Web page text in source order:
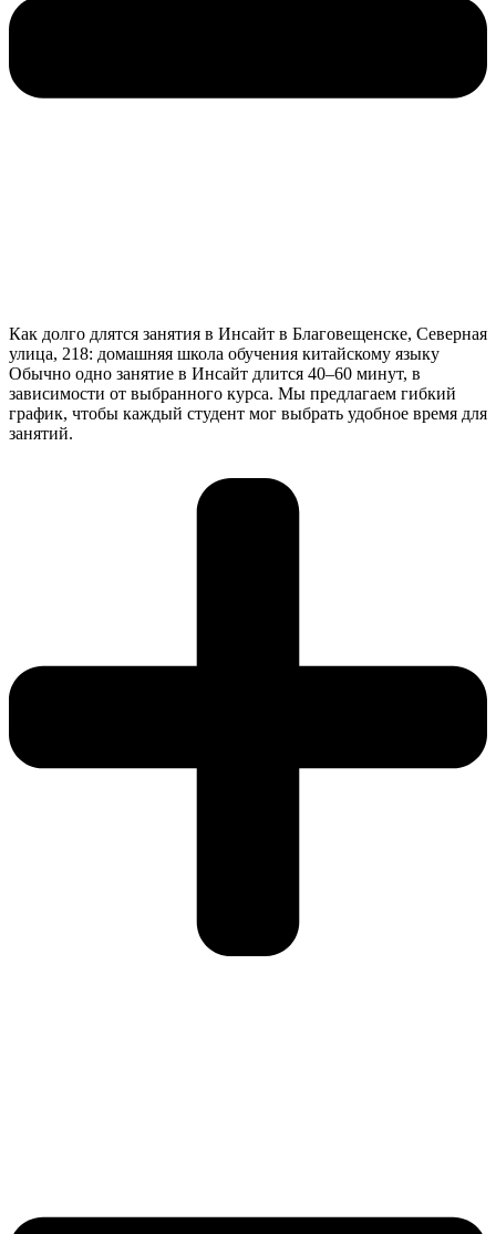
Как долго длятся занятия в Инсайт в Благовещенске, Северная
улица, 218: домашняя школа обучения китайскому языку
Обычно одно занятие в Инсайт длится 40–60 минут, в
зависимости от выбранного курса. Мы предлагаем гибкий
график, чтобы каждый студент мог выбрать удобное время для
занятий.